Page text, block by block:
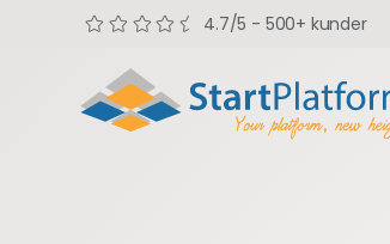
4.7/5 - 500+ kunder